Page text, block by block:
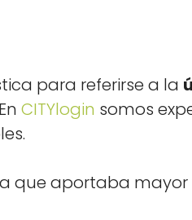
para referirse a la
En CITY­lo­gin somos
que aporta­ba